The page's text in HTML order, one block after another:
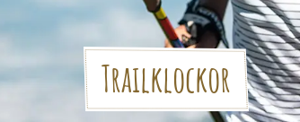
Trailklockor